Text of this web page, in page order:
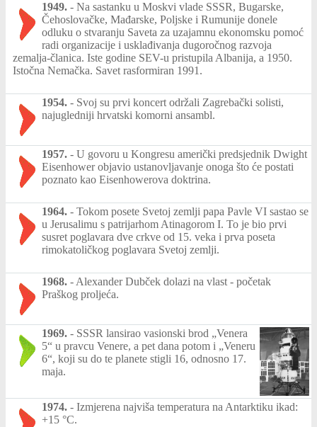
1949. - Na sastanku u Moskvi vlade SSSR, Bugarske,
Čehoslovačke, Mađarske, Poljske i Rumunije donele
odluku o stvaranju Saveta za uzajamnu ekonomsku pomoć
radi organizacije i usklađivanja dugoročnog razvoja
zemalja-članica. Iste godine SEV-u pristupila Albanija, a 1950.
Istočna Nemačka. Savet rasformiran 1991.
1954. - Svoj su prvi koncert održali Zagrebački solisti,
najugledniji hrvatski komorni ansambl.
1957. - U govoru u Kongresu američki predsjednik Dwight
Eisenhower objavio ustanovljavanje onoga što će postati
poznato kao Eisenhowerova doktrina.
1964. - Tokom posete Svetoj zemlji papa Pavle VI sastao se
u Jerusalimu s patrijarhom Atinagorom I. To je bio prvi
susret poglavara dve crkve od 15. veka i prva poseta
rimokatoličkog poglavara Svetoj zemlji.
1968. - Alexander Dubček dolazi na vlast - početak
Praškog proljeća.
1969. - SSSR lansirao vasionski brod „Venera
5“ u pravcu Venere, a pet dana potom i „Veneru
6“, koji su do te planete stigli 16, odnosno 17.
maja.
1974. - Izmjerena najviša temperatura na Antarktiku ikad:
+15 °C.